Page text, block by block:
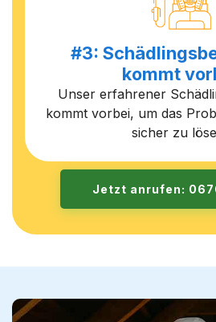
#3:
kommt
Unser erfahrener
kommt vorbei, um das
sicher zu
Jetzt anrufen: